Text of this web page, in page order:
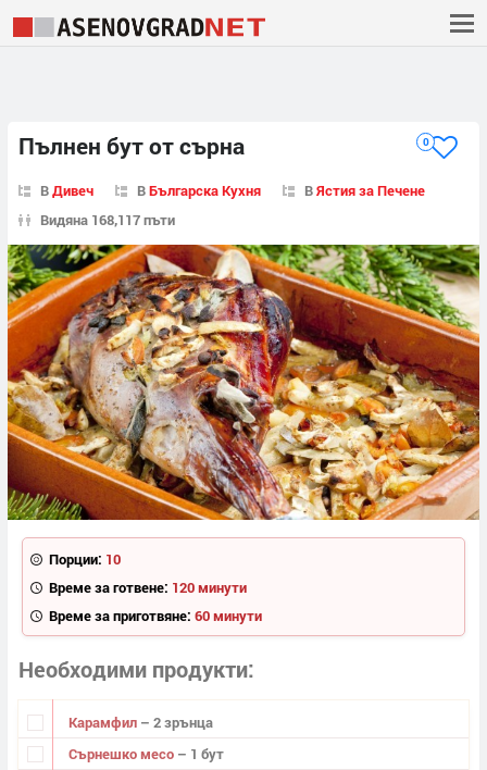
Пълнен бут от сърна 0
ВДивеч ВБългарска Кухня ВЯстия за Печене
Видяна 168,117 пъти
Порции: 10
Време за готвене: 120 минути
Време за приготвяне: 60 минути
Необходими продукти
Карамфил – 2 зрънца
Сърнешко месо – 1 бут